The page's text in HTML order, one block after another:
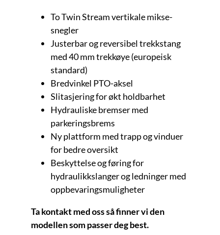
To Twin Stream vertikale mikse-
snegler
Justerbar og reversibel trekkstang
med 40 mm trekkøye (europeisk
standard)
Bredvinkel PTO-aksel
Slitasjering for økt holdbarhet
Hydrauliske bremser med
parkeringsbrems
Ny plattform med trapp og vinduer
for bedre oversikt
Beskyttelse og føring for
hydraulikkslanger og ledninger med
oppbevaringsmuligheter
Ta kontakt med oss så finner vi den
modellen som passer deg best.